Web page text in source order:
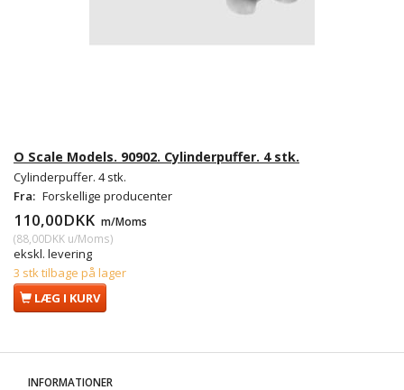
O Scale Models. 90902. Cylinderpuffer. 4 stk.
Cylinderpuffer. 4 stk.
Fra: Forskellige producenter
110,00DKK m/Moms
(88,00DKK u/Moms)
ekskl. levering
3 stk tilbage på lager
LÆG I KURV
INFORMATIONER